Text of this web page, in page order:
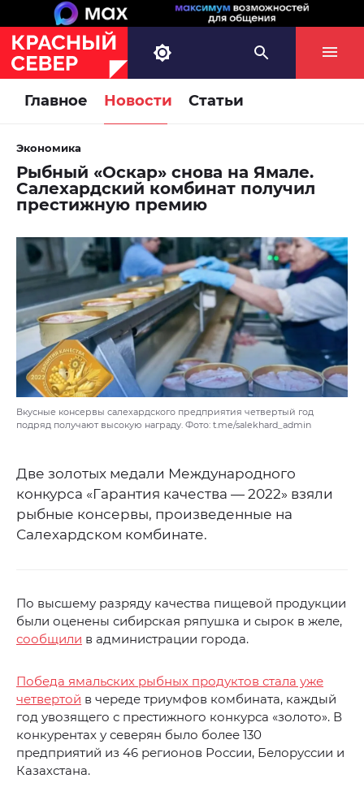
Главное Новости Статьи
Экономика
Рыбный «Оскар» снова на Ямале.
Салехардский комбинат получил
престижную премию
Вкусные консервы салехардского предприятия четвертый год
подряд получают высокую награду. Фото: t.me/salekhard_admin
Две золотых медали Международного
конкурса «Гарантия качества — 2022» взяли
рыбные консервы, произведенные на
Салехардском комбинате.
По высшему разряду качества пищевой продукции
были оценены сибирская ряпушка и сырок в желе,
сообщили в администрации города.
Победа ямальских рыбных продуктов стала уже
четвертой в череде триумфов комбината, каждый
год увозящего с престижного конкурса «золото». В
конкурентах у северян было более 130
предприятий из 46 регионов России, Белоруссии и
Казахстана.